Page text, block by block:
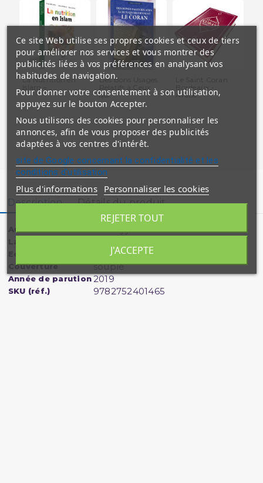
La Nutrition en
Islam –...
Des Bons Usages
qui...
Bordeaux -
Arabe...
Description Détails du produit
Sumeyye Ocal
Maison d'Ennour
Couverture souple
Année de parution2019
SKU (réf.) 9782752401465
Ce site Web utilise ses propres cookies et ceux de tiers
pour améliorer nos services et vous montrer des
publicités liées à vos préférences en analysant vos
habitudes de navigation.
Pour donner votre consentement à son utilisation,
appuyez sur le bouton Accepter.
Nous utilisons des cookies pour personnaliser les
annonces, afin de vous proposer des publicités
adaptées à vos centres d'intérêt.
site de Google concernant la confidentialité et les
conditions d'utilisation
Plus d'informations Personnaliser les cookies
REJETER TOUT
J'ACCEPTE